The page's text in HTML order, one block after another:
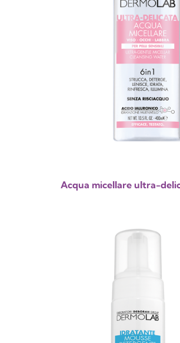
Acqua micellare ultra-